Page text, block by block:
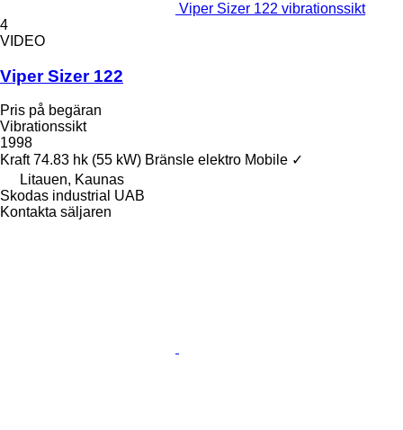
Viper Sizer 122 vibrationssikt
4
VIDEO
Viper Sizer 122
Pris på begäran
Vibrationssikt
1998
Kraft 74.83 hk (55 kW) Bränsle elektro Mobile ✓
Litauen, Kaunas
Skodas industrial UAB
Kontakta säljaren